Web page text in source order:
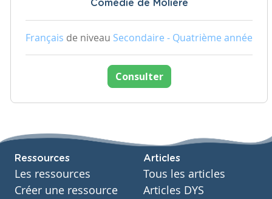
Comédie de Molière
Français de niveau Secondaire - Quatrième année
Consulter
Ressources
Les ressources
Créer une ressource
Articles
Tous les articles
Articles DYS